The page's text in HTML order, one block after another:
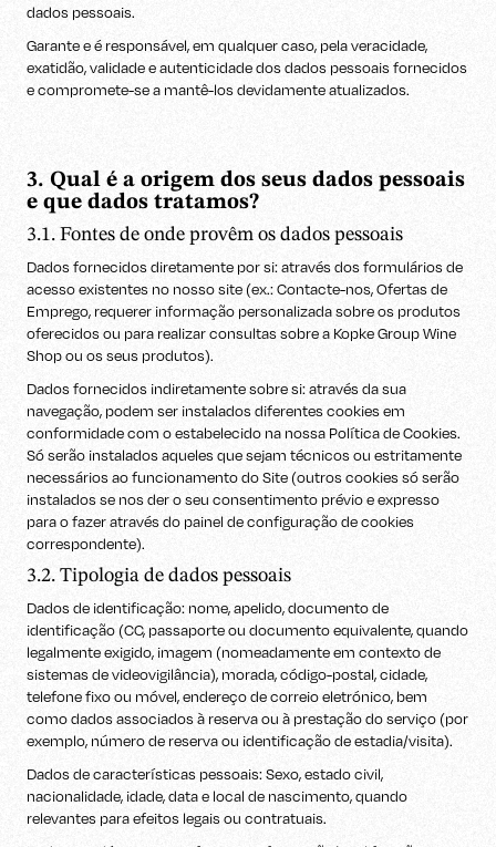
dados pessoais.
Garante e é responsável, em qualquer caso, pela veracidade,
exatidão, validade e autenticidade dos dados pessoais fornecidos
e compromete-se a mantê-los devidamente atualizados.
3. Qual é a origem dos seus dados pessoais
e que dados tratamos?
3.1. Fontes de onde provêm os dados pessoais
Dados fornecidos diretamente por si: através dos formulários de
acesso existentes no nosso site (ex.: Contacte-nos, Ofertas de
Emprego, requerer informação personalizada sobre os produtos
oferecidos ou para realizar consultas sobre a Kopke Group Wine
Shop ou os seus produtos).
Dados fornecidos indiretamente sobre si: através da sua
navegação, podem ser instalados diferentes cookies em
conformidade com o estabelecido na nossa Política de Cookies.
Só serão instalados aqueles que sejam técnicos ou estritamente
necessários ao funcionamento do Site (outros cookies só serão
instalados se nos der o seu consentimento prévio e expresso
para o fazer através do painel de configuração de cookies
correspondente).
3.2. Tipologia de dados pessoais
Dados de identificação: nome, apelido, documento de
identificação (CC, passaporte ou documento equivalente, quando
legalmente exigido, imagem (nomeadamente em contexto de
sistemas de videovigilância), morada, código-postal, cidade,
telefone fixo ou móvel, endereço de correio eletrónico, bem
como dados associados à reserva ou à prestação do serviço (por
exemplo, número de reserva ou identificação de estadia/visita).
Dados de características pessoais: Sexo, estado civil,
nacionalidade, idade, data e local de nascimento, quando
relevantes para efeitos legais ou contratuais.